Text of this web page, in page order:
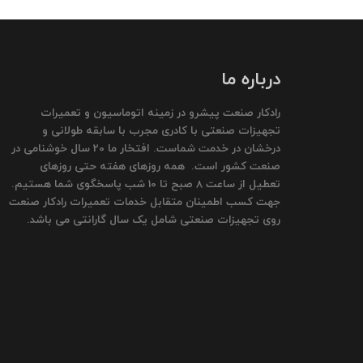
درباره ما
رادکار صنعت پیشرو در زمینه اتوماسیون و تعمیرات
تجهیزات صنعتی با کادری مجرب با سابقه طولانی و
درخشان در خدمت شماست. افتخار ما 20 سال خوشنامی در
صنعت کشور است. همه روزهای هفته حتی روزهای
تعطیل از ساعت 8 صبح تا 10 شب پاسخگوی شما هستیم.
جهت کسب اطمینان متقابل خدمات تعمیرات رادکار صنعت
روی تجهیزات صنعتی شامل یک سال گارانتی می باشد.